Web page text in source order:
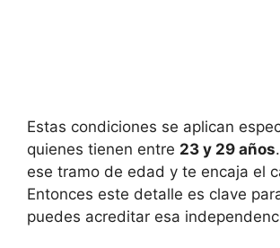
Estas condiciones se aplican
quienes tienen entre 23 y 29 años
ese tramo de edad y te encaja el
Entonces este detalle es clave
puedes acreditar esa